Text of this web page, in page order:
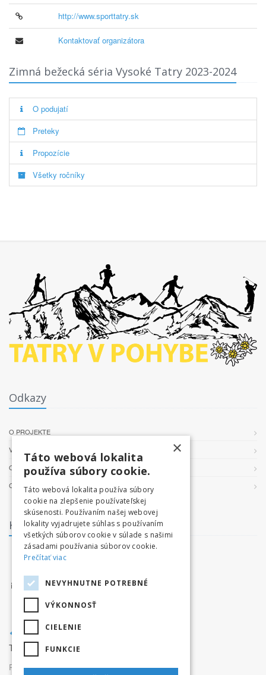
http://www.sporttatry.sk
Kontaktovať organizátora
Zimná bežecká séria Vysoké Tatry 2023-2024
O podujatí
Preteky
Propozície
Všetky ročníky
Odkazy
O PROJEKTE
VŠEOBECNÉ PODMIENKY
OCHRANA OSOBNÝCH ÚDAJOV
COOKIES
Kontakt
facebook.com/tatryvpohybe
info@tatryvpohybe.sk
Tatryvpohybe.sk je súčasťou pretekaj.sk
Prevádzkovateľ:Originals, s.r.o.,
×
Táto webová lokalita
používa súbory cookie.
Táto webová lokalita používa súbory
cookie na zlepšenie používateľskej
skúsenosti. Používaním našej webovej
lokality vyjadrujete súhlas s používaním
všetkých súborov cookie v súlade s našimi
zásadami používania súborov cookie.
Prečítať viac
NEVYHNUTNE POTREBNÉ
VÝKONNOSŤ
CIELENIE
FUNKCIE